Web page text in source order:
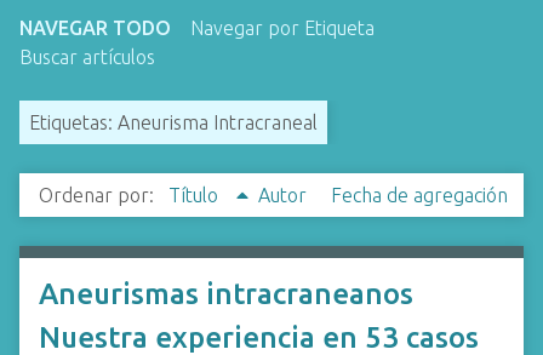
NAVEGAR TODO
Navegar por Etiqueta
Buscar artículos
Etiquetas: Aneurisma Intracraneal
Ordenar por: Título Autor Fecha de agregación
Aneurismas intracraneanos
Nuestra experiencia en 53 casos